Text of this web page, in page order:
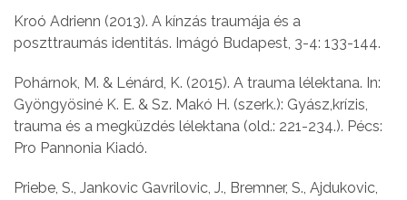
Kroó Adrienn (2013). A kínzás traumája és a
poszttraumás identitás. Imágó Budapest, 3-4: 133-144.
Pohárnok, M. & Lénárd, K. (2015). A trauma lélektana. In:
Gyöngyösiné K. E. & Sz. Makó H. (szerk.): Gyász,krízis,
trauma és a megküzdés lélektana (old.: 221-234.). Pécs:
Pro Pannonia Kiadó.
Priebe, S., Jankovic Gavrilovic, J., Bremner, S., Ajdukovic,